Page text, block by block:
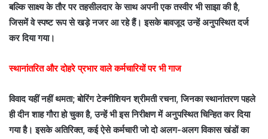
बल्कि साक्ष्य के तौर पर तहसीलदार के साथ अपनी एक तस्वीर भी साझा की है,
जिसमें वे स्पष्ट रूप से खड़े नजर आ रहे हैं। इसके बावजूद उन्हें अनुपस्थित दर्ज
कर दिया गया।
स्थानांतरित और दोहरे प्रभार वाले कर्मचारियों पर भी गाज
विवाद यहीं नहीं थमता; बोरिंग टेक्नीशियन श्रीमती रचना, जिनका स्थानांतरण पहले
ही दीन शाह गौरा हो चुका है, उन्हें भी इस निरीक्षण में अनुपस्थित चिन्हित कर दिया
गया है। इसके अतिरिक्त, कई ऐसे कर्मचारी जो दो अलग-अलग विकास खंडों का